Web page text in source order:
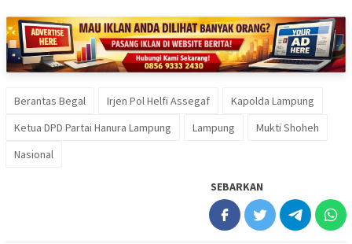
Berantas Begal Irjen Pol Helfi Assegaf
Kapolda Lampung
Ketua DPD Partai Hanura Lampung
Lampung
Mukti Shoheh
Nasional
SEBARKAN